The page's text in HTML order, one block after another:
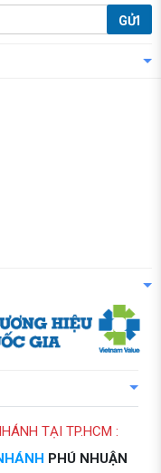
GỬI
TẠI TP.HCM :
PHÚ NHUẬN